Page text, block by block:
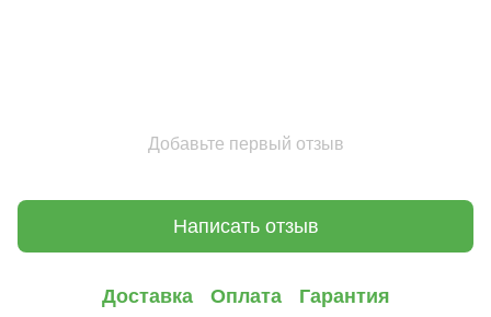
Добавьте первый отзыв
Написать отзыв
Доставка Оплата Гарантия